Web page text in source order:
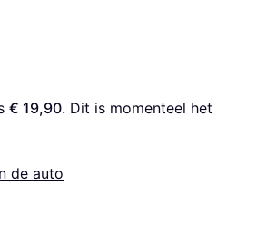
€ 19,90. Dit is momenteel het
de auto